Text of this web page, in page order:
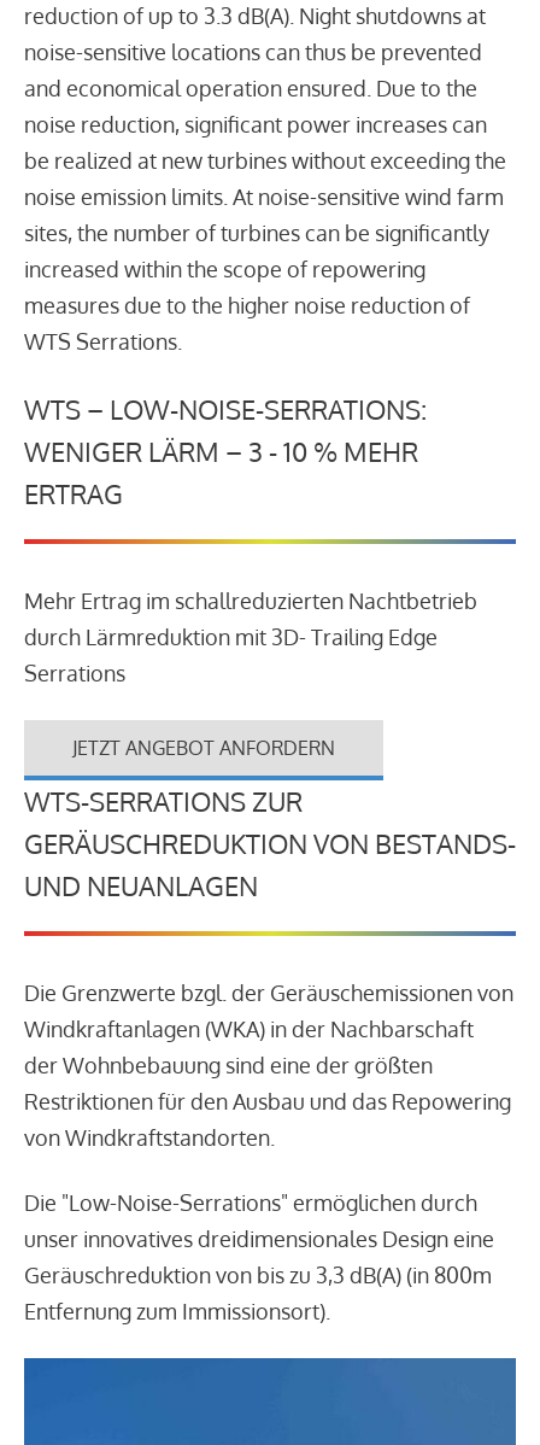
reduction of up to 3.3 dB(A). Night shutdowns at
noise-sensitive locations can thus be prevented
and economical operation ensured. Due to the
noise reduction, significant power increases can
be realized at new turbines without exceeding the
noise emission limits. At noise-sensitive wind farm
sites, the number of turbines can be significantly
increased within the scope of repowering
measures due to the higher noise reduction of
WTS Serrations.
WTS – LOW-NOISE-SERRATIONS:
WENIGER LÄRM – 3 - 10 % MEHR
ERTRAG
Mehr Ertrag im schallreduzierten Nachtbetrieb
durch Lärmreduktion mit 3D- Trailing Edge
Serrations
JETZT ANGEBOT ANFORDERN
WTS-SERRATIONS ZUR
GERÄUSCHREDUKTION VON BESTANDS-
UND NEUANLAGEN
Die Grenzwerte bzgl. der Geräuschemissionen von
Windkraftanlagen (WKA) in der Nachbarschaft
der Wohnbebauung sind eine der größten
Restriktionen für den Ausbau und das Repowering
von Windkraftstandorten.
Die "Low-Noise-Serrations" ermöglichen durch
unser innovatives dreidimensionales Design eine
Geräuschreduktion von bis zu 3,3 dB(A) (in 800m
Entfernung zum Immissionsort).